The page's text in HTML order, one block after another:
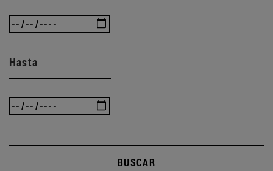
Hasta
BUSCAR